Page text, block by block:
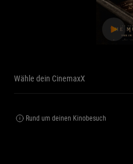
Wähle dein CinemaxX
Rund um deinen Kinobesuch